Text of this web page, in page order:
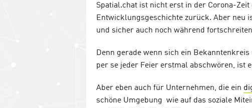
Spatial.chat ist nicht erst in der Corona-
Entwicklungsgeschichte zurück. Aber neu
und sicher auch noch während
Denn gerade wenn sich ein
per se jeder Feier erstmal abschwören, ist
Aber eben auch für Unternehmen, die ein
schöne Umgebung wie auf das soziale